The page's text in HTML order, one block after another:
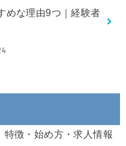
めな理由9つ｜経験者
特徴・始め方・求人情報